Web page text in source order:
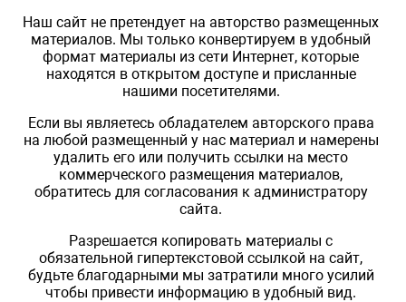
Наш сайт не претендует на авторство размещенных
материалов. Мы только конвертируем в удобный
формат материалы из сети Интернет, которые
находятся в открытом доступе и присланные
нашими посетителями.
Если вы являетесь обладателем авторского права
на любой размещенный у нас материал и намерены
удалить его или получить ссылки на место
коммерческого размещения материалов,
обратитесь для согласования к администратору
сайта.
Разрешается копировать материалы с
обязательной гипертекстовой ссылкой на сайт,
будьте благодарными мы затратили много усилий
чтобы привести информацию в удобный вид.